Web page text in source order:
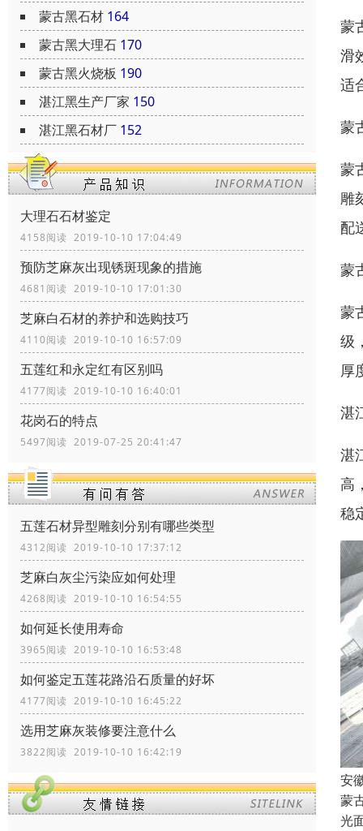
蒙古黑石材 164
蒙古黑大理石 170
蒙古黑火烧板 190
湛江黑生产厂家 150
湛江黑石材厂 152
大理石石材鉴定
4158阅读 2019-10-10 17:04:49
预防芝麻灰出现锈斑现象的措施
4681阅读 2019-10-10 17:01:30
芝麻白石材的养护和选购技巧
4110阅读 2019-10-10 16:57:09
五莲红和永定红有区别吗
4177阅读 2019-10-10 16:40:01
花岗石的特点
5497阅读 2019-07-25 20:41:47
五莲石材异型雕刻分别有哪些类型
4312阅读 2019-10-10 17:37:12
芝麻白灰尘污染应如何处理
4268阅读 2019-10-10 16:54:55
如何延长使用寿命
3965阅读 2019-10-10 16:53:48
如何鉴定五莲花路沿石质量的好坏
4177阅读 2019-10-10 16:45:22
选用芝麻灰装修要注意什么
3822阅读 2019-10-10 16:42:19
蒙
滑
适
蒙
蒙
雕
配
蒙
蒙
级
厚
湛
湛
高
稳
安
蒙
光